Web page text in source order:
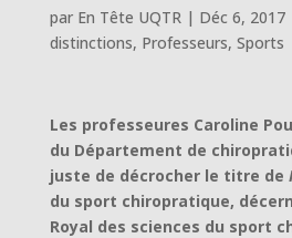
par En Tête UQTR| Déc 6, 2017
distinctions, Professeurs, Sports
Les professeures Caroline
du Département de
juste de décrocher le titre de
du sport chiropratique,
Royal des sciences du sport